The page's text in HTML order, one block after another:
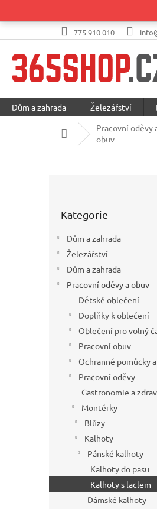
775 910 010
Dům a zahrada Železářství
Domů
Pracovní oděvy
obuv
kategorie
Kategorie
Dům a zahrada
Železářství
Dům a zahrada
Pracovní oděvy a obuv
Dětské oblečení
Doplňky k oblečení
Oblečení pro volný
Pracovní obuv
Ochranné pomůcky
Pracovní oděvy
Gastronomie a
Montérky
Blůzy
Kalhoty
Pánské kalhoty
Kalhoty do pasu
Kalhoty s laclem
Dámské kalhoty